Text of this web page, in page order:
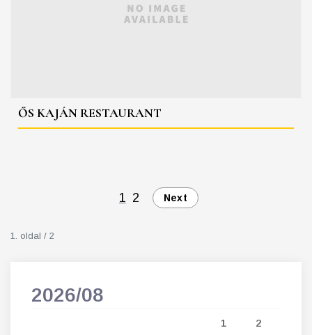
ŐS KAJÁN RESTAURANT
1 2 Next
1. oldal / 2
2026/08
1 2